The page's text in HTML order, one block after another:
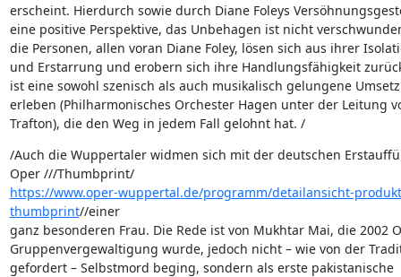
erscheint. Hierdurch sowie durch Diane Foleys
eine positive Perspektive, das Unbehagen ist nicht
die Personen, allen voran Diane Foley, lösen sich aus ihrer
und Erstarrung und erobern sich ihre Handlungsfähigkeit
ist eine sowohl szenisch als auch musikalisch gelungene
erleben (Philharmonisches Orchester Hagen unter der Leitung
Trafton), die den Weg in jedem Fall gelohnt hat. /
/Auch die Wuppertaler widmen sich mit der deutschen
https://www.oper-wuppertal.de/programm/detailansicht-
thumbprint//einer
ganz besonderen Frau. Die Rede ist von Mukhtar Mai, die 2002
Gruppenvergewaltigung wurde, jedoch nicht – wie von der
gefordert – Selbstmord beging, sondern als erste pakistanische